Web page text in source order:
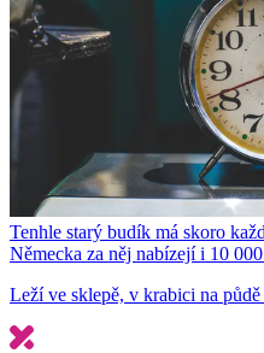
Tenhle starý budík má skoro
Německa za něj nabízejí i 10
Leží ve sklepě, v krabici na